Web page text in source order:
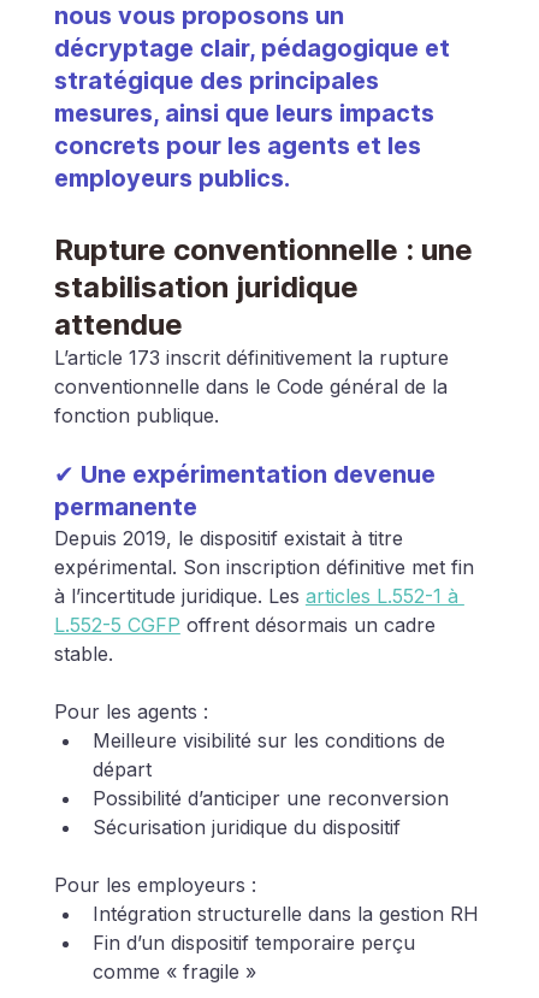
nous vous proposons un
décryptage clair, pédagogique et
stratégique des principales
mesures, ainsi que leurs impacts
concrets pour les agents et les
employeurs publics.
Rupture conventionnelle : une
stabilisation juridique
attendue
L’article 173 inscrit définitivement la rupture
conventionnelle dans le Code général de la
fonction publique.
✔ Une expérimentation devenue
permanente
Depuis 2019, le dispositif existait à titre
expérimental. Son inscription définitive met fin
à l’incertitude juridique. Les articles L.552-1 à
L.552-5 CGFP offrent désormais un cadre
stable.
Pour les agents :
Meilleure visibilité sur les conditions de
départ
Possibilité d’anticiper une reconversion
Sécurisation juridique du dispositif
Pour les employeurs :
Intégration structurelle dans la gestion RH
Fin d’un dispositif temporaire perçu
comme « fragile »